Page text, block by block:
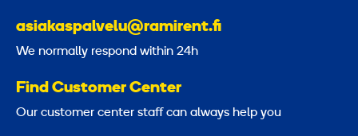
asiakaspalvelu@ramirent.fi
We normally respond within 24h
Find Customer Center
Our customer center staff can always help you